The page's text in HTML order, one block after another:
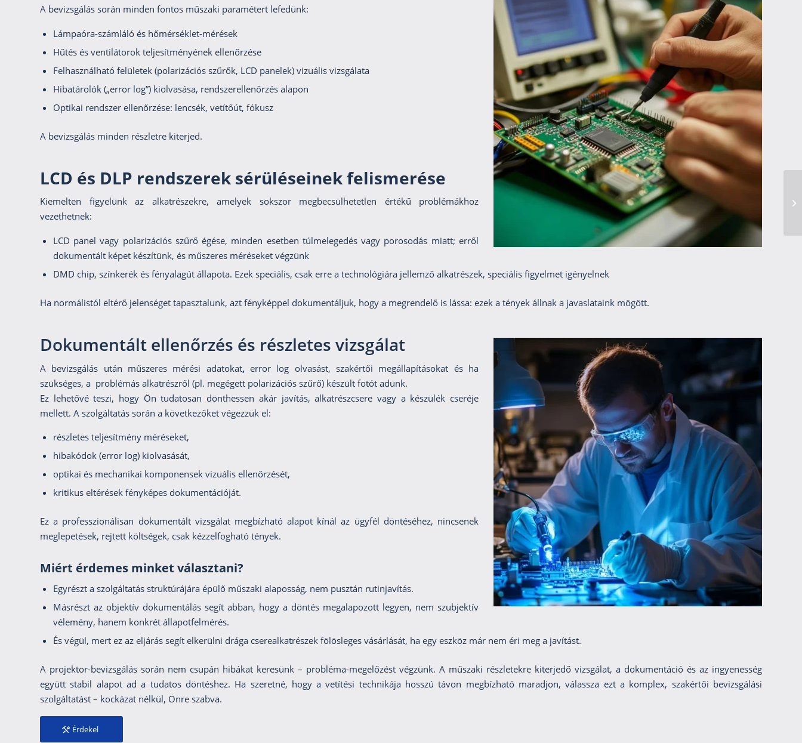
A bevizsgálás során minden fontos műszaki paramétert lefedünk:
Lámpaóra-számláló és hőmérséklet-mérések
Hűtés és ventilátorok teljesítményének ellenőrzése
Felhasználható felületek (polarizációs szűrők, LCD panelek) vizuális vizsgálata
Hibatárolók („error log”) kiolvasása, rendszerellenőrzés alapon
Optikai rendszer ellenőrzése: lencsék, vetítőút, fókusz
A bevizsgálás minden részletre kiterjed.
LCD és DLP rendszerek sérüléseinek felismerése
Kiemelten figyelünk az alkatrészekre, amelyek sokszor megbecsülhetetlen értékű problémákhoz
vezethetnek:
LCD panel vagy polarizációs szűrő égése, minden esetben túlmelegedés vagy porosodás miatt; erről
dokumentált képet készítünk, és műszeres méréseket végzünk
DMD chip, színkerék és fényalagút állapota. Ezek speciális, csak erre a technológiára jellemző alkatrészek, speciális figyelmet igényelnek
Ha normálistól eltérő jelenséget tapasztalunk, azt fényképpel dokumentáljuk, hogy a megrendelő is lássa: ezek a tények állnak a javaslataink mögött.
Dokumentált ellenőrzés és részletes vizsgálat
A bevizsgálás után műszeres mérési adatokat,error log olvasást, szakértői megállapításokat és ha
szükséges, a problémás alkatrészről (pl. megégett polarizációs szűrő) készült fotót adunk.
Ez lehetővé teszi, hogy Ön tudatosan dönthessen akár javítás, alkatrészcsere vagy a készülék cseréje
mellett. A szolgáltatás során a következőket végezzük el:
részletes teljesítmény méréseket,
hibakódok (error log) kiolvasását,
optikai és mechanikai komponensek vizuális ellenőrzését,
kritikus eltérések fényképes dokumentációját.
Ez a professzionálisan dokumentált vizsgálat megbízható alapot kínál az ügyfél döntéséhez, nincsenek
meglepetések, rejtett költségek, csak kézzelfogható tények.
Miért érdemes minket választani?
Egyrészt a szolgáltatás struktúrájára épülő műszaki alaposság, nem pusztán rutinjavítás.
Másrészt az objektív dokumentálás segít abban, hogy a döntés megalapozott legyen, nem szubjektív
vélemény, hanem konkrét állapotfelmérés.
És végül, mert ez az eljárás segít elkerülni drága cserealkatrészek fölösleges vásárlását, ha egy eszköz már nem éri meg a javítást.
A projektor-bevizsgálás során nem csupán hibákat keresünk – probléma-megelőzést végzünk. A műszaki részletekre kiterjedő vizsgálat, a dokumentáció és az ingyenesség
együtt stabil alapot ad a tudatos döntéshez. Ha szeretné, hogy a vetítési technikája hosszú távon megbízható maradjon, válassza ezt a komplex, szakértői bevizsgálási
szolgáltatást – kockázat nélkül, Önre szabva.
Érdekel